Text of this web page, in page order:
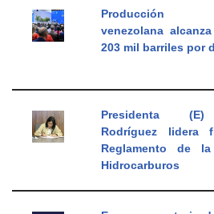
Producción
venezolana
203 mil barriles por
Presidenta
Rodríguez lidera
Reglamento de
Hidrocarburos